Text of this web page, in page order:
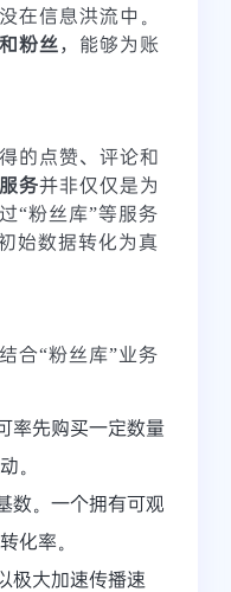
在信息洪流中。
粉丝，能够为账
的点赞、评论和
务并非仅仅是为
“粉丝库”等服务
始数据转化为真
合“粉丝库”业务
率先购买一定数量
。
数。一个拥有可观
化率。
极大加速传播速